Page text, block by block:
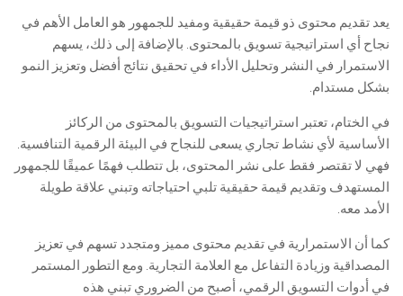
يعد تقديم محتوى ذو قيمة حقيقية ومفيد للجمهور هو العامل الأهم في
نجاح أي استراتيجية تسويق بالمحتوى. بالإضافة إلى ذلك، يسهم
الاستمرار في النشر وتحليل الأداء في تحقيق نتائج أفضل وتعزيز النمو
بشكل مستدام.
في الختام، تعتبر استراتيجيات التسويق بالمحتوى من الركائز
الأساسية لأي نشاط تجاري يسعى للنجاح في البيئة الرقمية التنافسية.
فهي لا تقتصر فقط على نشر المحتوى، بل تتطلب فهمًا عميقًا للجمهور
المستهدف وتقديم قيمة حقيقية تلبي احتياجاته وتبني علاقة طويلة
الأمد معه.
كما أن الاستمرارية في تقديم محتوى مميز ومتجدد تسهم في تعزيز
المصداقية وزيادة التفاعل مع العلامة التجارية. ومع التطور المستمر
في أدوات التسويق الرقمي، أصبح من الضروري تبني هذه